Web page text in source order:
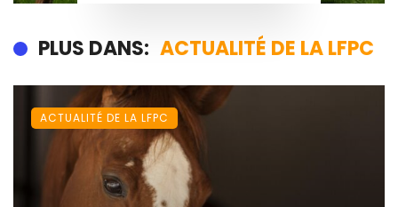
PLUS DANS: ACTUALITÉ DE LA LFPC
ACTUALITÉ DE LA LFPC